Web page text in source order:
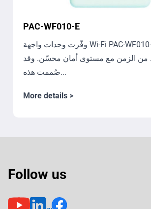
PAC-WF010-E
وفّرت وحدات واجهة Wi-Fi ‏PAC-WF010-E أداءً مستقراً
من الزمن مع مستوى أمان محسّن. وقد
صُممت هذه...
More details >
Follow us